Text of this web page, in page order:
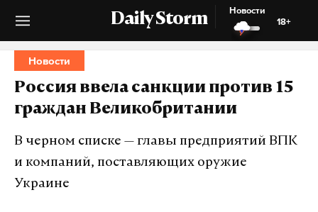
Daily Storm
Новости
18+
Новости
Россия ввела санкции против 15
граждан Великобритании
В черном списке — главы предприятий ВПК
и компаний, поставляющих оружие
Украине